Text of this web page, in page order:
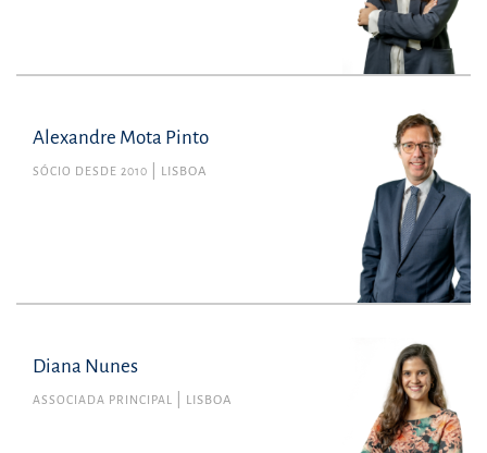
Alexandre Mota Pinto
SÓCIO DESDE 2010 LISBOA
Diana Nunes
ASSOCIADA PRINCIPAL LISBOA